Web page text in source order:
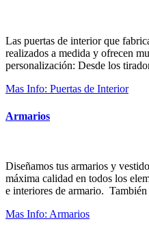
Las puertas de interior que
realizados a medida y ofrecen
personalización: Desde los
Mas Info: Puertas de Interior
Armarios
Diseñamos tus armarios y
máxima calidad en todos los
e interiores de armario. También
Mas Info: Armarios